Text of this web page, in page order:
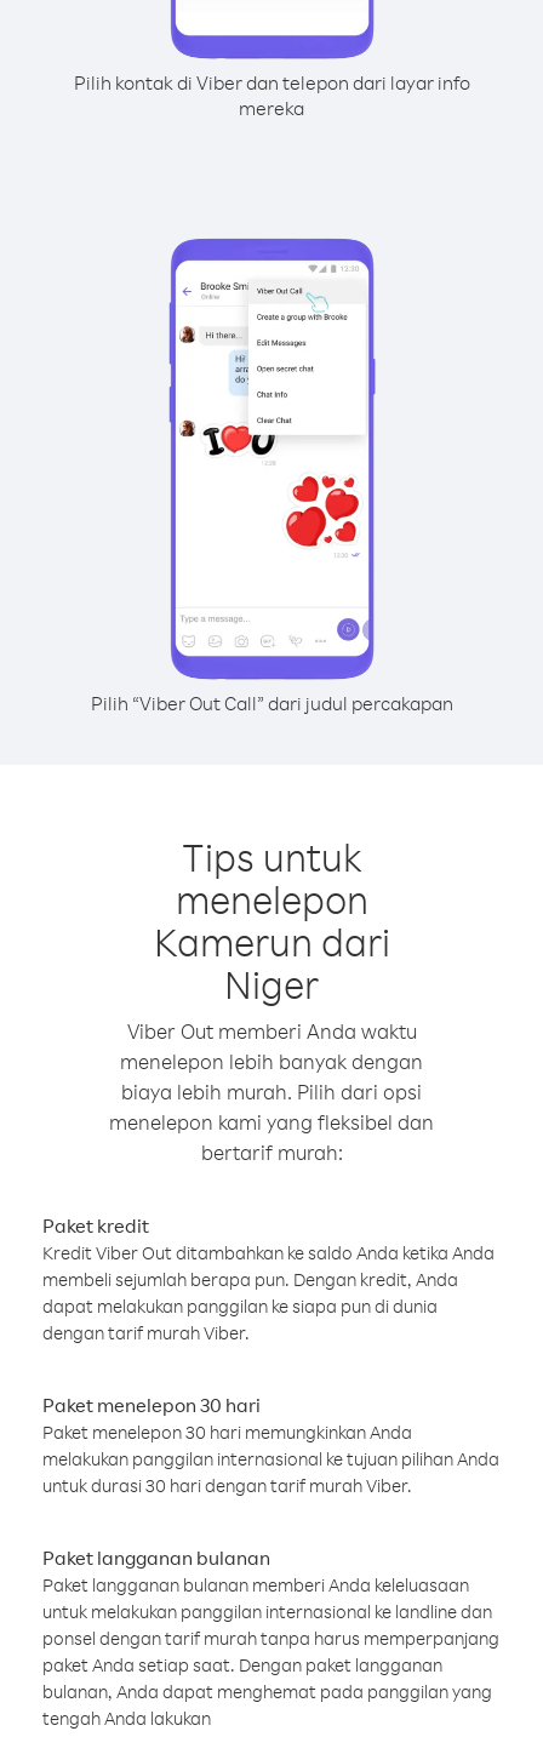
Pilih kontak di Viber dan telepon dari layar info
mereka
Pilih “Viber Out Call” dari judul percakapan
Tips untuk
menelepon
Kamerun dari
Niger
Viber Out memberi Anda waktu
menelepon lebih banyak dengan
biaya lebih murah. Pilih dari opsi
menelepon kami yang fleksibel dan
bertarif murah:
Paket kredit
Kredit Viber Out ditambahkan ke saldo Anda ketika Anda
membeli sejumlah berapa pun. Dengan kredit, Anda
dapat melakukan panggilan ke siapa pun di dunia
dengan tarif murah Viber.
Paket menelepon 30 hari
Paket menelepon 30 hari memungkinkan Anda
melakukan panggilan internasional ke tujuan pilihan Anda
untuk durasi 30 hari dengan tarif murah Viber.
Paket langganan bulanan
Paket langganan bulanan memberi Anda keleluasaan
untuk melakukan panggilan internasional ke landline dan
ponsel dengan tarif murah tanpa harus memperpanjang
paket Anda setiap saat. Dengan paket langganan
bulanan, Anda dapat menghemat pada panggilan yang
tengah Anda lakukan